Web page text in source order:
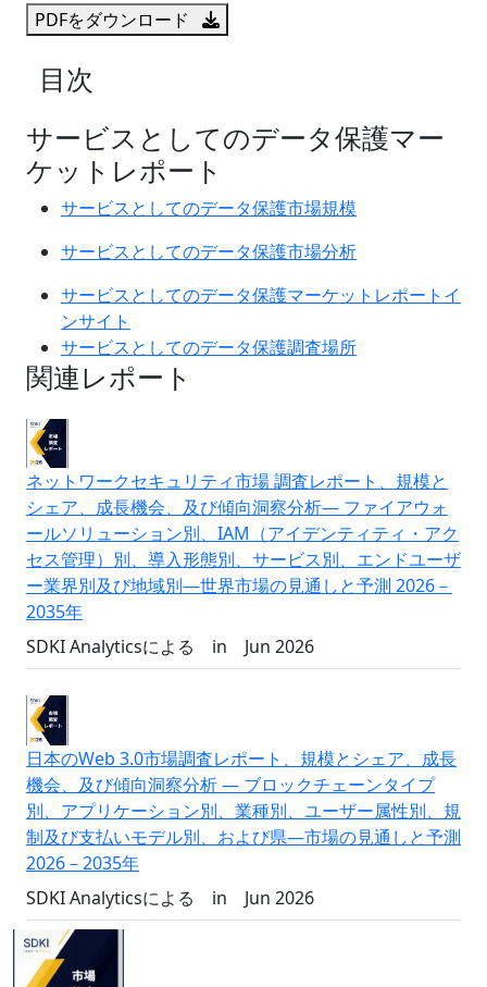
PDFをダウンロード
目次
サービスとしてのデータ保護マー
ケットレポート
サービスとしてのデータ保護市場規模
サービスとしてのデータ保護市場分析
サービスとしてのデータ保護マーケットレポートイ
ンサイト
サービスとしてのデータ保護調査場所
関連レポート
ネットワークセキュリティ市場 調査レポート、規模と
シェア、成長機会、及び傾向洞察分析― ファイアウォ
ールソリューション別、IAM（アイデンティティ・アク
セス管理）別、導入形態別、サービス別、エンドユーザ
ー業界別及び地域別―世界市場の見通しと予測 2026－
2035年
SDKI Analyticsによる
in Jun 2026
日本のWeb 3.0市場調査レポート、規模とシェア、成長
機会、及び傾向洞察分析 ― ブロックチェーンタイプ
別、アプリケーション別、業種別、ユーザー属性別、規
制及び支払いモデル別、および県―市場の見通しと予測
2026－2035年
SDKI Analyticsによる
in Jun 2026